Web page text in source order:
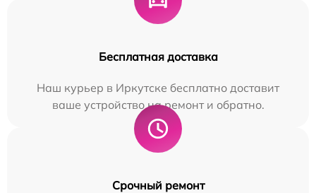
Бесплатная доставка
Наш курьер в Иркутске бесплатно доставит
ваше устройство на ремонт и обратно.
Срочный ремонт